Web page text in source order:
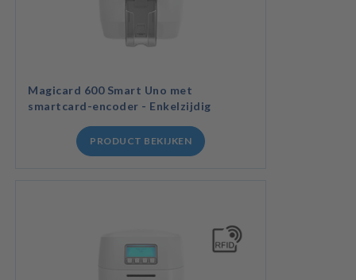
Magicard 600 Smart Uno met
smartcard-encoder - Enkelzijdig
PRODUCT BEKIJKEN